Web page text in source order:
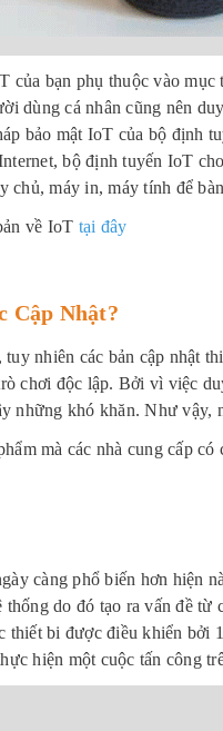
của bạn phụ thuộc vào
dùng cá nhân cũng nên
bảo mật IoT của bộ định
bộ định tuyến IoT
chủ, máy in, máy tính để
về IoT tại đây
Cập Nhật?
nhiên các bản cập nhật
chơi độc lập. Bởi vì việc
những khó khăn. Như vậy,
mà các nhà cung cấp
càng phổ biến hơn hiện
thống do đó tạo ra vấn đề
thiết bi được điều khiển bởi
hiện một cuộc tấn công